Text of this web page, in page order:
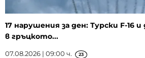
17 нарушения за ден: Турски F-16 и
в гръцкото...
07.08.2026 | 09:00 ч. 23